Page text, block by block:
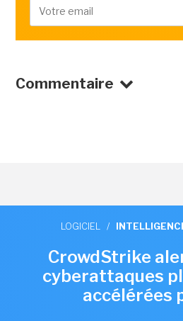
Commentaire
LOGICIEL /
CrowdStrike
cyberattaques
accélérées